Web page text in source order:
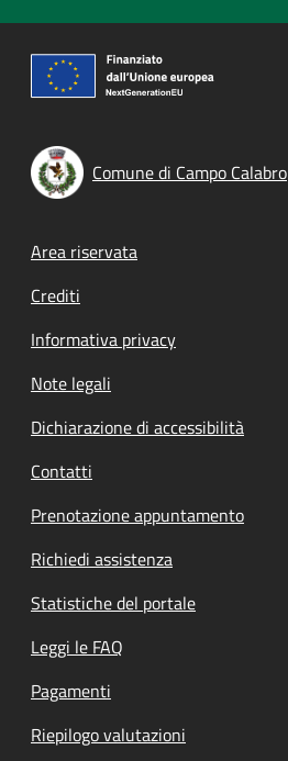
Comune di Campo Calabro
Footer menu
Area riservata
Crediti
Informativa privacy
Note legali
Dichiarazione di accessibilità
Contatti
Prenotazione appuntamento
Richiedi assistenza
Statistiche del portale
Leggi le FAQ
Pagamenti
Riepilogo valutazioni